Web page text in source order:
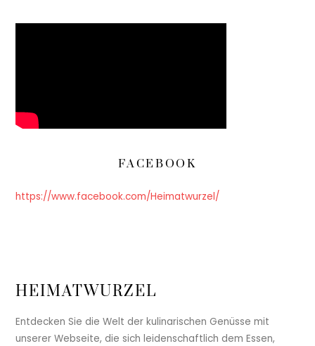
FACEBOOK
https://www.facebook.com/Heimatwurzel/
HEIMATWURZEL
Entdecken Sie die Welt der kulinarischen Genüsse mit
unserer Webseite, die sich leidenschaftlich dem Essen,